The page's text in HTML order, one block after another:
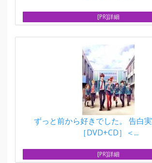
[PR]詳細
ずっと前から好きでした。 告白
［DVD+CD］＜...
[PR]詳細